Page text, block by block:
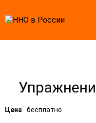
Цена бесплатно